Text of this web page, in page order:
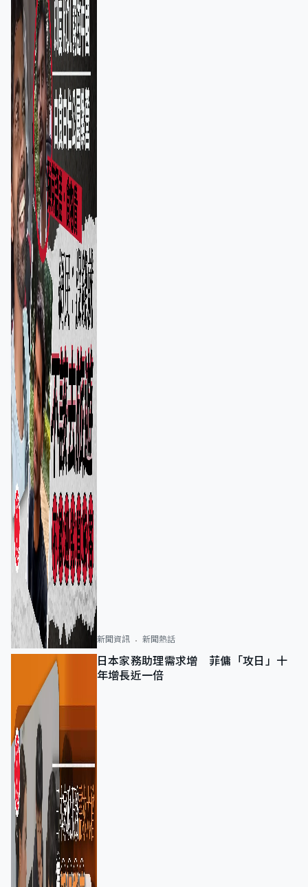
新聞資訊 新聞熱話
日本家務助理需求增 菲傭「攻日」十
年增長近一倍